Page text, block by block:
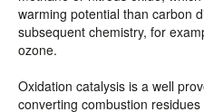
warming potential than carbon
subsequent chemistry, for
ozone.
Oxidation catalysis is a well
converting combustion